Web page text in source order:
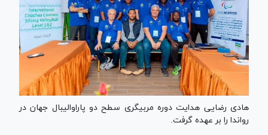
هادی رضایی هدایت دوره مربیگری سطح دو پاراوالیبال جهان در
رواندا را بر عهده گرفت.